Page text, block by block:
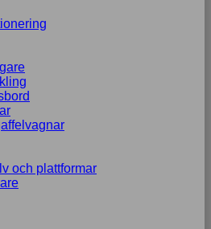
och plattformar